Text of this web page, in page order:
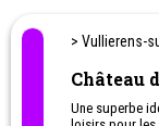
> Vullierens-
Château
Une superbe